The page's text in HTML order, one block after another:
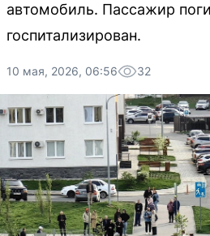
автомобиль. Пассажир
госпитализирован.
10 мая, 2026, 06:56 32